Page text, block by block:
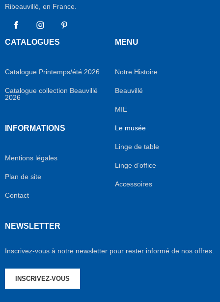
Ribeauvillé, en France.
FacebookInstagram
CATALOGUES
Catalogue Printemps/été 2026
Catalogue collection Beauvillé
2026
INFORMATIONS
Mentions légales
Plan de site
Contact
MENU
Notre Histoire
Beauvillé
MIE
Le musée
Linge de table
Linge d’office
Accessoires
NEWSLETTER
Inscrivez-vous à notre newsletter pour rester informé de nos offres.
INSCRIVEZ-VOUS